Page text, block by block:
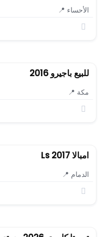
الأحساء 📍
للبيع باجيرو 2016
مكة 📍
امبالا 2017 Ls
الدمام 📍